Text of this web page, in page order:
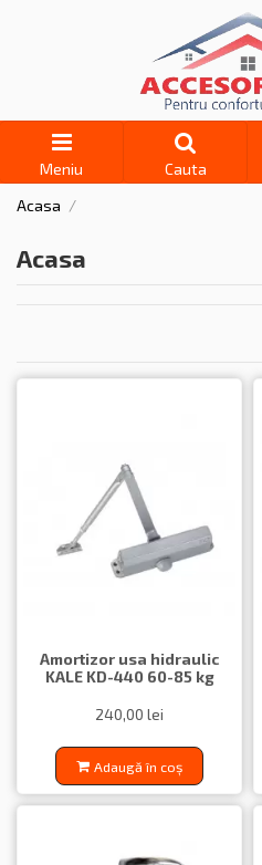
Meniu Cauta
Acasa
Acasa
Amortizor usa hidraulic
KALE KD-440 60-85 kg
240,00 lei
Adaugă în coș